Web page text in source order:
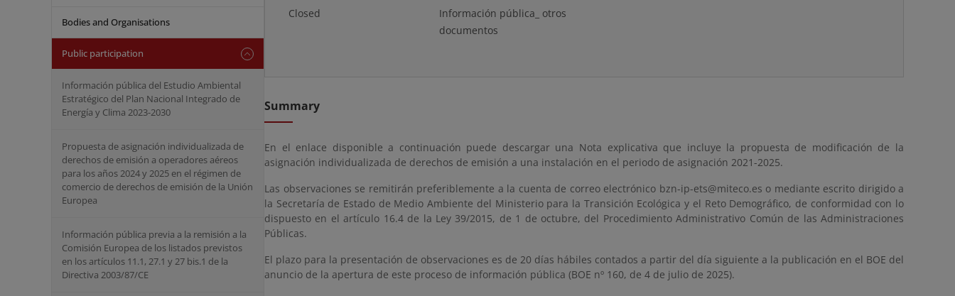
Bodies and Organisations
Public participation
Información pública del Estudio Ambiental
Estratégico del Plan Nacional Integrado de
Energía y Clima 2023-2030
Propuesta de asignación individualizada de
derechos de emisión a operadores aéreos
para los años 2024 y 2025 en el régimen de
comercio de derechos de emisión de la Unión
Europea
Información pública previa a la remisión a la
Comisión Europea de los listados previstos
en los artículos 11.1, 27.1 y 27 bis.1 de la
Directiva 2003/87/CE
Closed
Información pública_ otros
documentos
Summary
En el enlace disponible a continuación puede descargar una Nota explicativa que incluye la propuesta de modificación de la
asignación individualizada de derechos de emisión a una instalación en el periodo de asignación 2021-2025.
Las observaciones se remitirán preferiblemente a la cuenta de correo electrónico bzn-ip-ets@miteco.es o mediante escrito dirigido a
la Secretaría de Estado de Medio Ambiente del Ministerio para la Transición Ecológica y el Reto Demográfico, de conformidad con lo
dispuesto en el artículo 16.4 de la Ley 39/2015, de 1 de octubre, del Procedimiento Administrativo Común de las Administraciones
Públicas.
El plazo para la presentación de observaciones es de 20 días hábiles contados a partir del día siguiente a la publicación en el BOE del
anuncio de la apertura de este proceso de información pública (BOE nº 160, de 4 de julio de 2025).